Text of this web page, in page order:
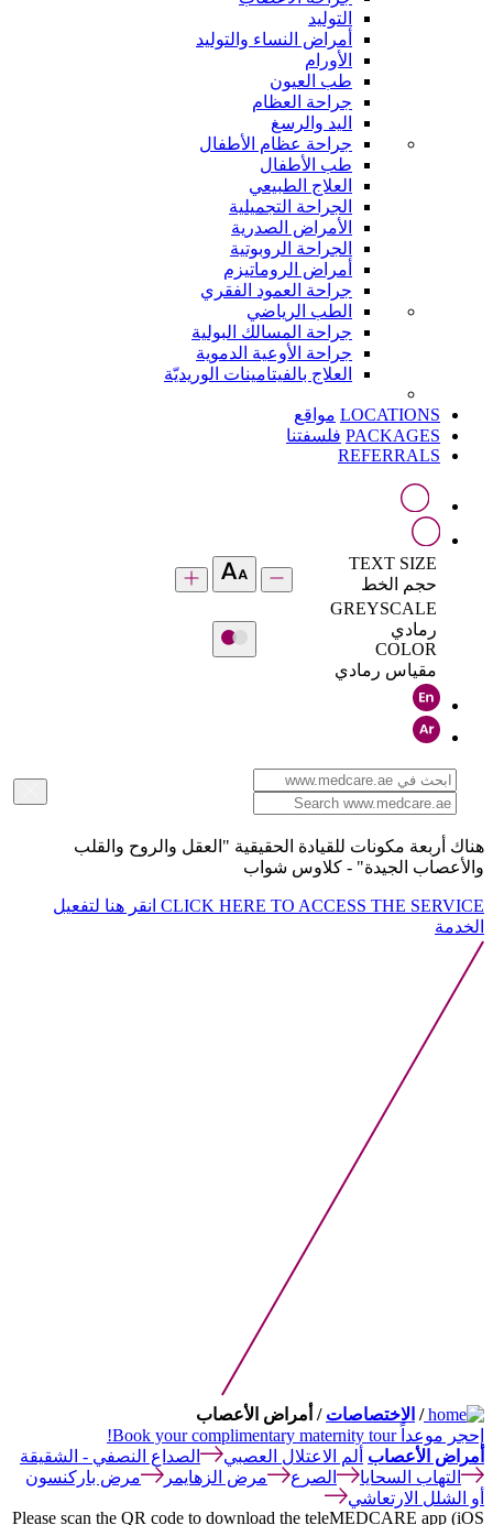
التوليد
أمراض النساء والتوليد
الأورام
طب العيون
جراحة العظام
اليد والرسغ
جراحة عظام الأطفال
طب الأطفال
العلاج الطبيعي
الجراحة التجميلية
الأمراض الصدرية
الجراحة الروبوتية
أمراض الروماتيزم
جراحة العمود الفقري
الطب الرياضي
جراحة المسالك البولية
جراحة الأوعية الدموية
العلاج بالفيتامينات الوريديّة
LOCATIONS مواقع
PACKAGES فلسفتنا
REFERRALS
TEXT SIZE
حجم الخط
GREYSCALE
رمادي
COLOR
مقياس رمادي
هناك أربعة مكونات للقيادة الحقيقية "العقل والروح والقلب
والأعصاب الجيدة" - كلاوس شواب
CLICK HERE TO ACCESS THE SERVICE انقر هنا لتفعيل
الخدمة
/ الاختصاصات / أمراض الأعصاب
إحجر موعداًBook your complimentary maternity tour!
أمراض الأعصاب ألم الاعتلال العصبي
الصداع النصفي - الشقيقة
التهاب السحايا
الصرع مرض الزهايمر
مرض باركنسون
أو الشلل الارتعاشي
Please scan the QR code to download the teleMEDCARE app (iOS